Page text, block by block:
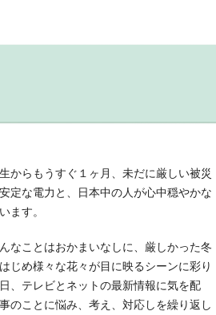
からもうすぐ１ヶ月、未だに厳しい被災
定な電力と、日本中の人が心中穏やかな
ます。
なことはおかまいなしに、厳しかった冬
じめ様々な花々が目に映るシーンに彩り
、テレビとネットの最新情報に気を配
のことに悩み、考え、対応しを繰り返し